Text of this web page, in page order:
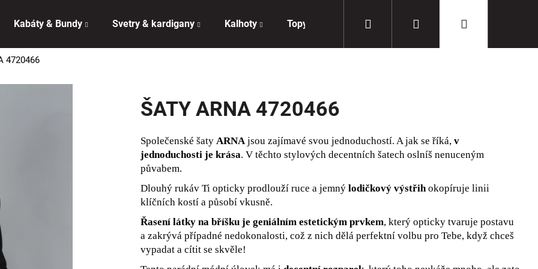
Kabáty & Bundy Svetry & kardigany Kalhoty Topy Doplňky Přihlášení
4720466
ŠATY ARNA 4720466
Společenské šaty ARNA jsou zajímavé svou jednoduchostí. A jak se říká, v
jednoduchosti je krása. V těchto stylových decentních šatech oslníš nenuceným
půvabem.
Dlouhý rukáv Ti opticky prodlouží ruce a jemný lodičkový výstřih okopíruje linii
klíčních kostí a působí vkusně.
Řasení látky na bříšku je geniálním estetickým prvkem, který opticky tvaruje postavu
a zakrývá případné nedokonalosti, což z nich dělá perfektní volbu pro Tebe, když chceš
vypadat a cítit se skvěle!
Co potřebujete najít?
HLEDAT